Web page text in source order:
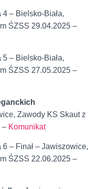
4 – Bielsko-Biała,
ŚZSS 29.04.2025 –
5 – Bielsko-Biała,
ŚZSS 27.05.2025 –
Zawody KS Skaut z
– Komunikat
6 – Finał – Jawiszowice,
ŚZSS 22.06.2025 –